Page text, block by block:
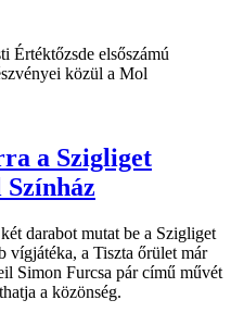
Értéktőzsde elsőszámú
közül a Mol
a Szigliget
darabot mutat be a Szigliget
a Tiszta őrület már
Simon Furcsa pár című művét
a közönség.